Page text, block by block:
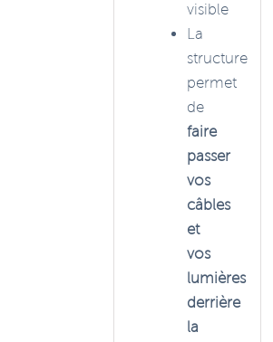
visible
La
structure
permet
de
faire
passer
vos
câbles
et
vos
lumières
derrière
la